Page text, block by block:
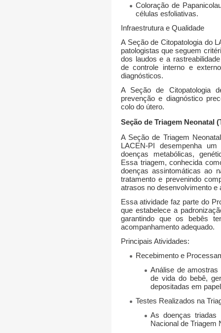
Coloração de
células esfoliativas.
Infraestrutura e Qualidade
A Seção de Citopatologia do
patologistas que seguem
dos laudos e a
decontrole interno e
diagnósticos.
A Seção de Citopatologia
prevenção e diagnóstico
colo do útero.
Seção de Triagem Neonatal
A Seção de Triagem Neonatal
LACEN-PI desempenha
doenças metabólicas,
Essa triagem, conhecida
doenças assintomáticas ao
tratamento e prevenindo
atrasos no desenvolvimento e
Essa atividade faz parte do
que estabelece a
garantindo que os bebês
acompanhamento adequado.
Principais Atividades:
Recebimento e
Análise de
de vida do bebê,
depositadas em
Testes Realizados na
As doenças
Nacional de Triagem